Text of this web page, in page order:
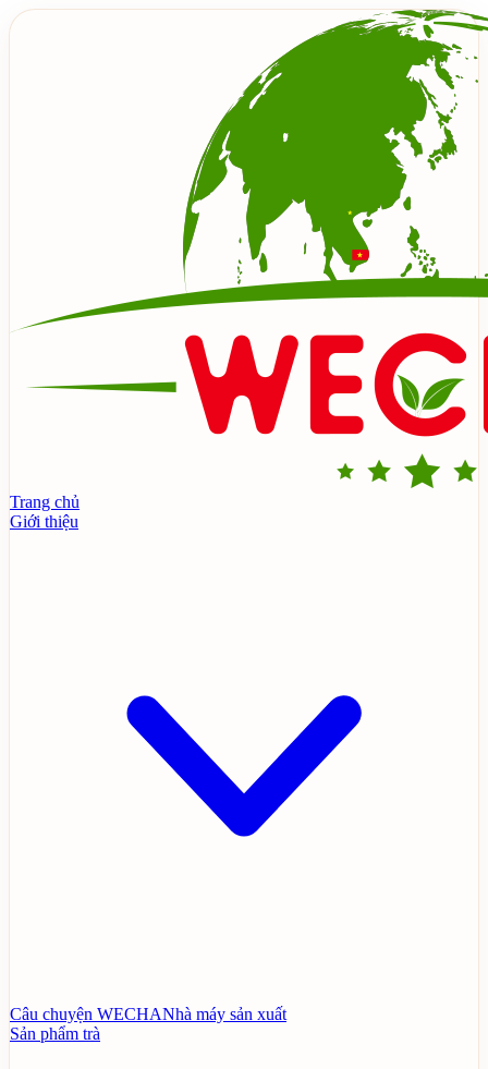
Trang chủ
Giới thiệu
Câu chuyện WECHANhà máy sản xuất
Sản phẩm trà